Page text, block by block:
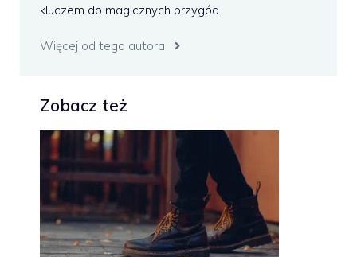
kluczem do magicznych przygód.
Więcej od tego autora
Zobacz też